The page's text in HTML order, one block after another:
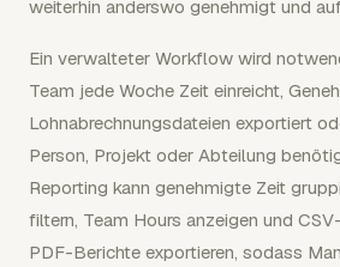
weiterhin anderswo genehmigt und
Ein verwalteter Workflow wird
Team jede Woche Zeit einreicht,
Lohnabrechnungsdateien exportiert
Person, Projekt oder Abteilung
Reporting kann genehmigte Zeit
filtern, Team Hours anzeigen und
PDF-Berichte exportieren, sodass